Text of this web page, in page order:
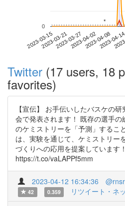
2023-03-152023-03-212023-03-272023-04-022023-04-08
2023-04-
0
**
Twitter (17 users, 18
favorites)
【宣伝】 お手伝いしたバスケの
会で発表されます！ 既存の選手
のケミストリーを「予測」するこ
は、実験を通じて、ケミストリー
づくりへの応用を提案しています
https://t.co/vaLAPPf5mm
2023-04-12 16:34:36
42
0.359 リツイート・ネ